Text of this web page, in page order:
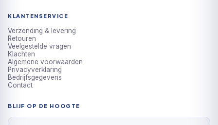
KLANTENSERVICE
Verzending & levering
Retouren
Veelgestelde vragen
Klachten
Algemene voorwaarden
Privacyverklaring
Bedrijfsgegevens
Contact
BLIJF OP DE HOOGTE